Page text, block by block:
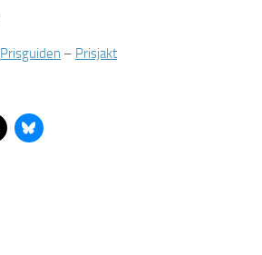
Prisguiden – Prisjakt